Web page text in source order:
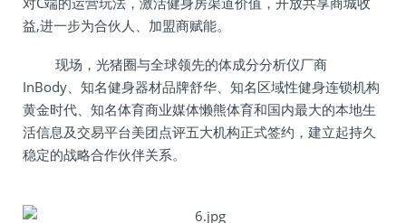
益,进一步为合伙人、加盟商赋能。
现场，光猪圈与全球领先的体成分分析仪厂商
InBody、知名健身器材品牌舒华、知名区域性健身连锁机构
黄金时代、知名体育商业媒体懒熊体育和国内最大的本地生
活信息及交易平台美团点评五大机构正式签约，建立起持久
稳定的战略合作伙伴关系。